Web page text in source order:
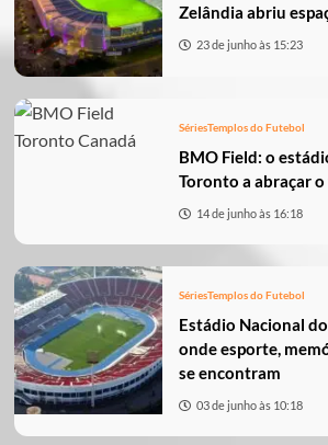
Zelândia abriu
23 de junho às 15:23
SériesTemplos do Futebol
BMO Field: o
Toronto a abraçar
14 de junho às 16:18
SériesTemplos do Futebol
Estádio Nacional
onde esporte,
se encontram
03 de junho às 10:18